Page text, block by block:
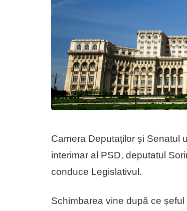
Camera Deputaților și Senatul
interimar al PSD, deputatul
conduce Legislativul.
Schimbarea vine după ce